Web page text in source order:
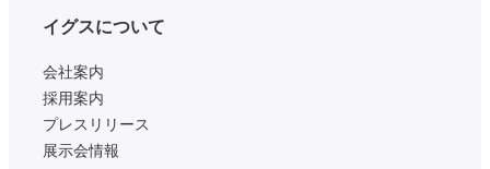
イグスについて
会社案内
採用案内
プレスリリース
展示会情報